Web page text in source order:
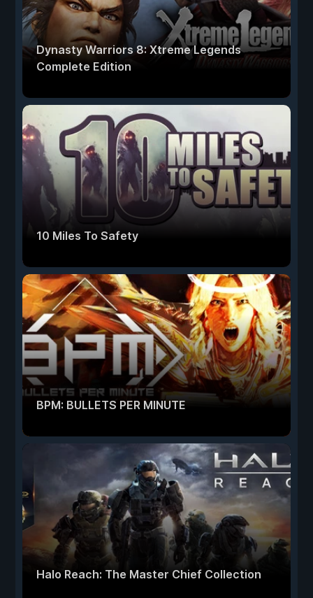
Dynasty Warriors 8: Xtreme Legends
Complete Edition
10 Miles To Safety
BPM: BULLETS PER MINUTE
Halo Reach: The Master Chief Collection